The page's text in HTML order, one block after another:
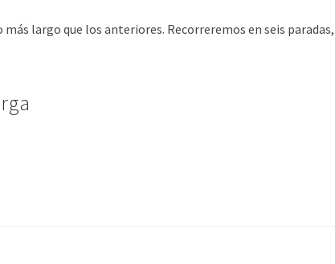
más largo que los anteriores. Recorreremos en seis